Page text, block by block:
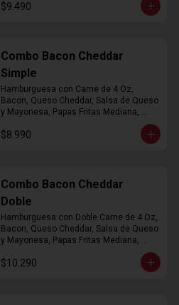
$9.490
Combo Bacon Cheddar
Simple
Hamburguesa con Carne de 4 Oz,
Bacon, Queso Cheddar, Salsa de Queso
y Mayonesa, Papas Fritas Mediana,
$8.990
Combo Bacon Cheddar
Doble
Hamburguesa con Doble Carne de 4 Oz,
Bacon, Queso Cheddar, Salsa de Queso
y Mayonesa, Papas Fritas Mediana,
$10.290